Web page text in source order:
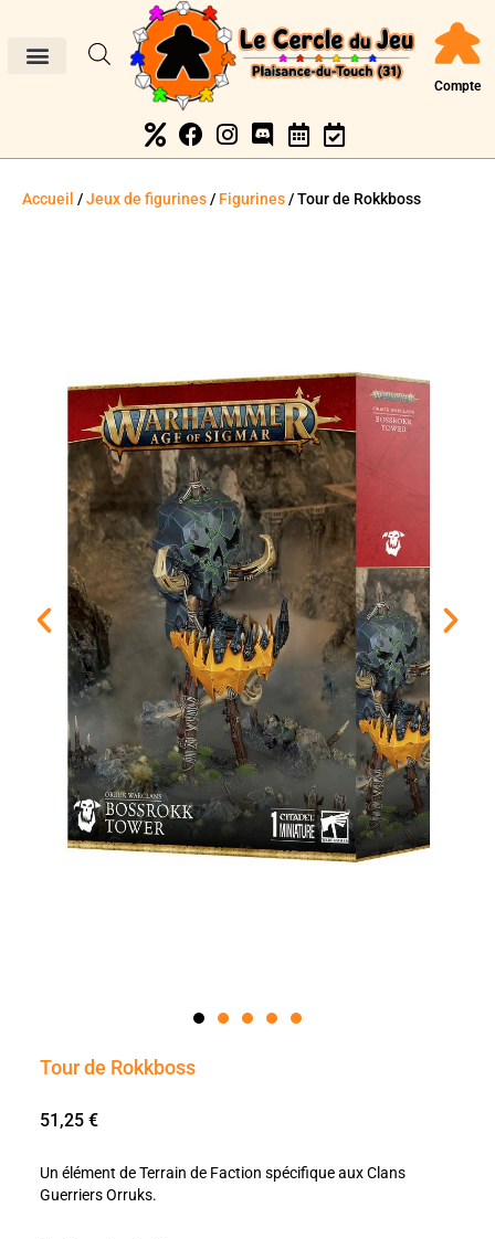
Compte
Accueil /Jeux de figurines/ Figurines/ Tour de Rokkboss
Tour de Rokkboss
51,25 €
Un élément de Terrain de Faction spécifique aux Clans
Guerriers Orruks.